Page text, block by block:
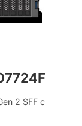
2 SFF с